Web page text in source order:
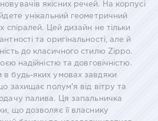
якісних речей. На корпусі
унікальний геометричний
спіралей. Цей дизайн не тільки
та оригінальності, але й
до класичного стилю Zippo.
надійністю та довговічністю.
будь-яких умовах завдяки
захищає полум'я від вітру та
палива. Ця запальничка
що дозволяє її власнику